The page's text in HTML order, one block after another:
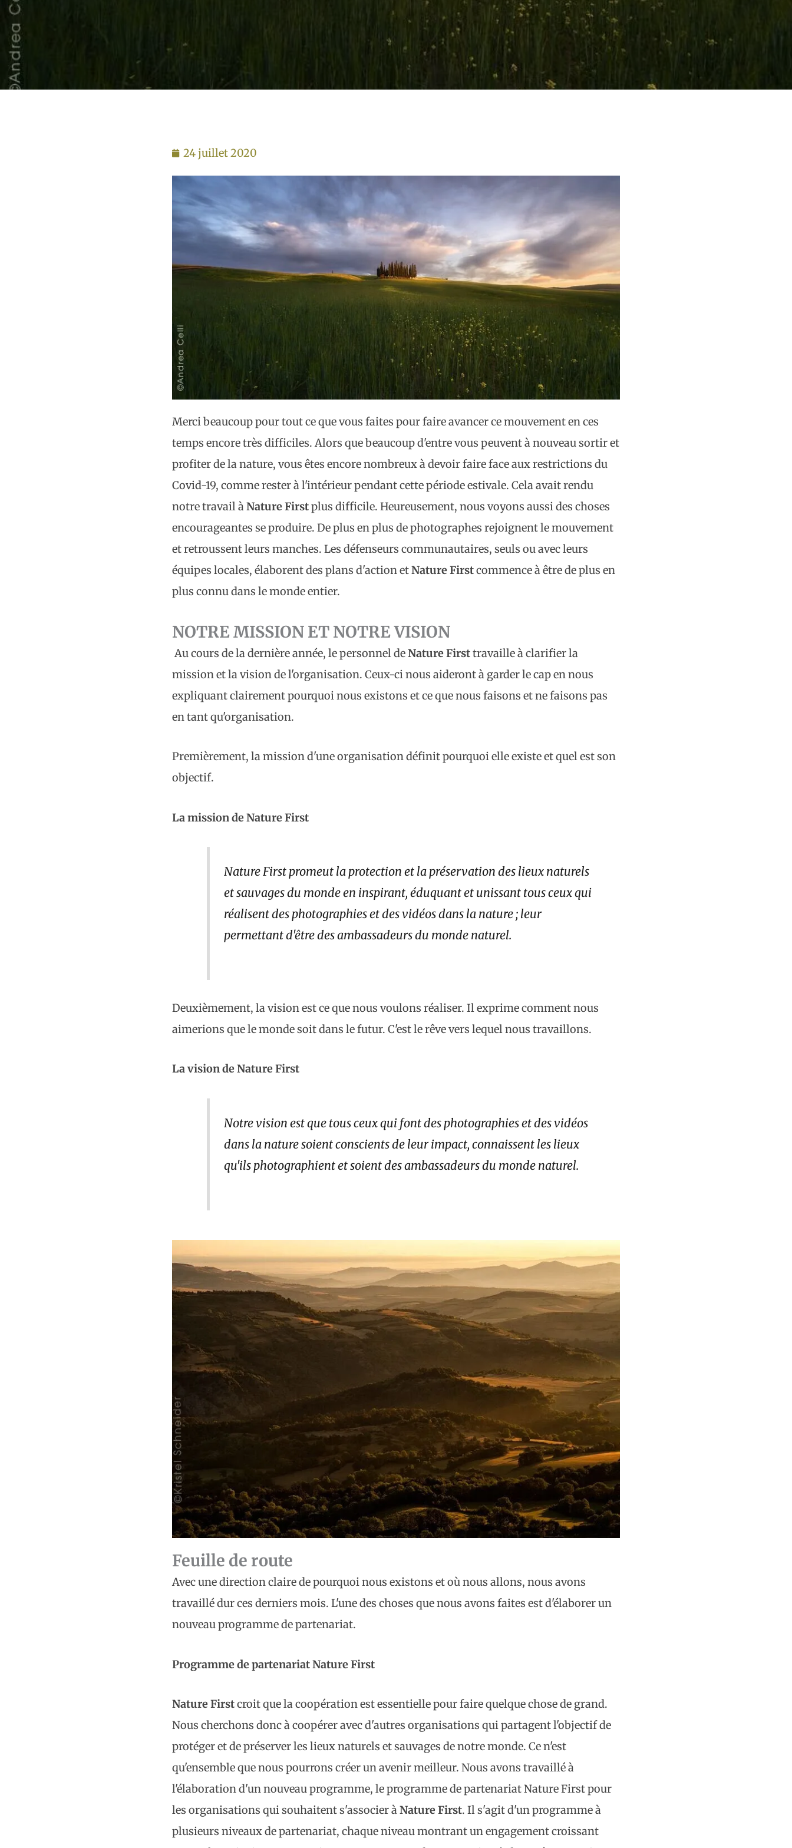
24 juillet 2020
Merci beaucoup pour tout ce que vous faites pour faire avancer ce mouvement en ces
temps encore très difficiles. Alors que beaucoup d'entre vous peuvent à nouveau sortir et
profiter de la nature, vous êtes encore nombreux à devoir faire face aux restrictions du
Covid-19, comme rester à l'intérieur pendant cette période estivale. Cela avait rendu
notre travail àNature Firstplus difficile. Heureusement, nous voyons aussi des choses
encourageantes se produire. De plus en plus de photographes rejoignent le mouvement
et retroussent leurs manches. Les défenseurs communautaires, seuls ou avec leurs
équipes locales, élaborent des plans d'action etNature Firstcommence à être de plus en
plus connu dans le monde entier.
NOTRE MISSION ET NOTRE VISION
Au cours de la dernière année, le personnel deNature Firsttravaille à clarifier la
mission et la vision de l'organisation. Ceux-ci nous aideront à garder le cap en nous
expliquant clairement pourquoi nous existons et ce que nous faisons et ne faisons pas
en tant qu'organisation.
Premièrement, la mission d'une organisation définit pourquoi elle existe et quel est son
objectif.
La mission de Nature First
Nature First promeut la protection et la préservation des lieux naturels
et sauvages du monde en inspirant, éduquant et unissant tous ceux qui
réalisent des photographies et des vidéos dans la nature ; leur
permettant d'être des ambassadeurs du monde naturel.
Deuxièmement, la vision est ce que nous voulons réaliser. Il exprime comment nous
aimerions que le monde soit dans le futur. C'est le rêve vers lequel nous travaillons.
La vision de Nature First
Notre vision est que tous ceux qui font des photographies et des vidéos
dans la nature soient conscients de leur impact, connaissent les lieux
qu'ils photographient et soient des ambassadeurs du monde naturel.
Feuille de route
Avec une direction claire de pourquoi nous existons et où nous allons, nous avons
travaillé dur ces derniers mois. L'une des choses que nous avons faites est d'élaborer un
nouveau programme de partenariat.
Programme de partenariat Nature First
Nature Firstcroit que la coopération est essentielle pour faire quelque chose de grand.
Nous cherchons donc à coopérer avec d'autres organisations qui partagent l'objectif de
protéger et de préserver les lieux naturels et sauvages de notre monde. Ce n'est
qu'ensemble que nous pourrons créer un avenir meilleur. Nous avons travaillé à
l'élaboration d'un nouveau programme, le programme de partenariat Nature First pour
les organisations qui souhaitent s'associer àNature First. Il s'agit d'un programme à
plusieurs niveaux de partenariat, chaque niveau montrant un engagement croissant